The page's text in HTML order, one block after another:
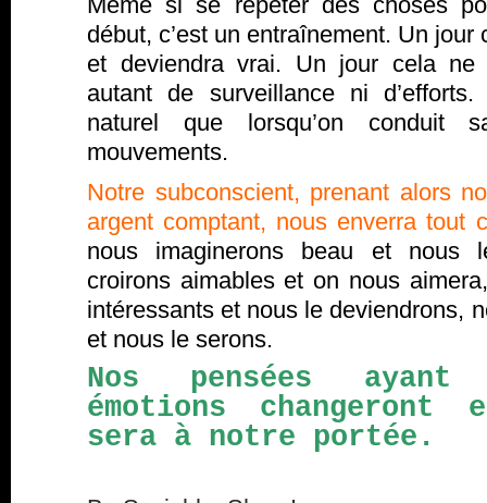
début, c’est un entraînement. Un
et deviendra vrai. Un jour cela ne
autant de surveillance ni
naturel que lorsqu’on conduit
mouvements.
Notre subconscient, prenant alors
argent comptant, nous enverra tout
nous imaginerons beau et nous
croirons aimables et on nous
intéressants et nous le deviendrons,
et nous le serons.
Nos pensées ayant
émotions changeront
sera à notre portée.